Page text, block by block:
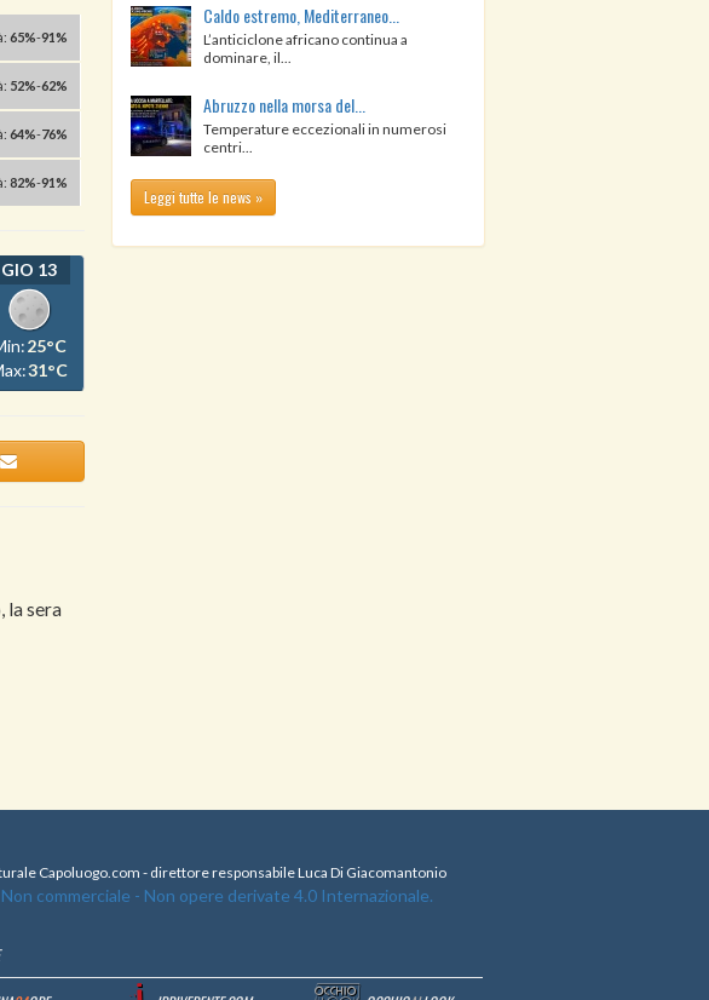
: 65%-91%
: 52%-62%
: 64%-76%
: 82%-91%
GIO 13
25°C
31°C
la sera
Caldo estremo, Mediterraneo...
L’anticiclone africano continua a
dominare, il...
Abruzzo nella morsa del...
Temperature eccezionali in numerosi
centri...
Leggi tutte le news »
Capoluogo.com - direttore responsabile Luca Di Giacomantonio
commerciale - Non opere derivate 4.0 Internazionale.